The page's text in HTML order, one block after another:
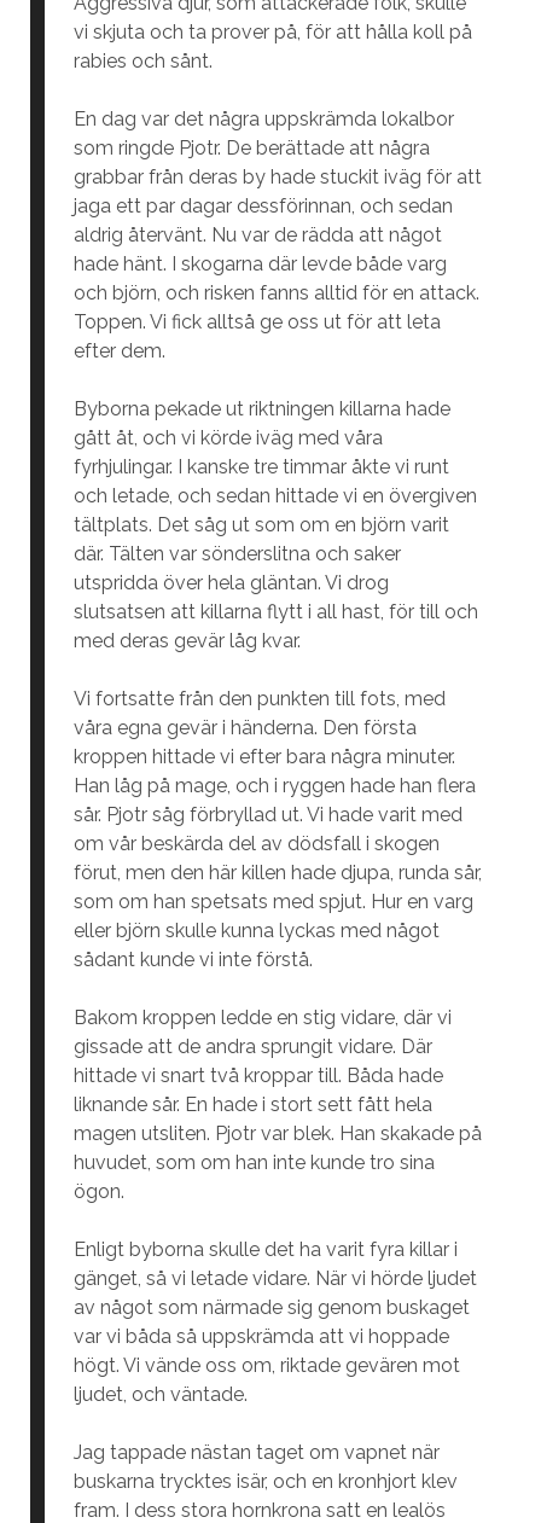
vi skjuta och ta prover på, för att hålla koll på
rabies och sånt.
En dag var det några uppskrämda lokalbor
som ringde Pjotr. De berättade att några
grabbar från deras by hade stuckit iväg för att
jaga ett par dagar dessförinnan, och sedan
aldrig återvänt. Nu var de rädda att något
hade hänt. I skogarna där levde både varg
och björn, och risken fanns alltid för en attack.
Toppen. Vi fick alltså ge oss ut för att leta
efter dem.
Byborna pekade ut riktningen killarna hade
gått åt, och vi körde iväg med våra
fyrhjulingar. I kanske tre timmar åkte vi runt
och letade, och sedan hittade vi en övergiven
tältplats. Det såg ut som om en björn varit
där. Tälten var sönderslitna och saker
utspridda över hela gläntan. Vi drog
slutsatsen att killarna flytt i all hast, för till och
med deras gevär låg kvar.
Vi fortsatte från den punkten till fots, med
våra egna gevär i händerna. Den första
kroppen hittade vi efter bara några minuter.
Han låg på mage, och i ryggen hade han flera
sår. Pjotr såg förbryllad ut. Vi hade varit med
om vår beskärda del av dödsfall i skogen
förut, men den här killen hade djupa, runda sår,
som om han spetsats med spjut. Hur en varg
eller björn skulle kunna lyckas med något
sådant kunde vi inte förstå.
Bakom kroppen ledde en stig vidare, där vi
gissade att de andra sprungit vidare. Där
hittade vi snart två kroppar till. Båda hade
liknande sår. En hade i stort sett fått hela
magen utsliten. Pjotr var blek. Han skakade på
huvudet, som om han inte kunde tro sina
ögon.
Enligt byborna skulle det ha varit fyra killar i
gänget, så vi letade vidare. När vi hörde ljudet
av något som närmade sig genom buskaget
var vi båda så uppskrämda att vi hoppade
högt. Vi vände oss om, riktade gevären mot
ljudet, och väntade.
Jag tappade nästan taget om vapnet när
buskarna trycktes isär, och en kronhjort klev
fram. I dess stora hornkrona satt en lealös